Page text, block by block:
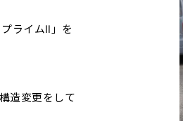
ライムⅡ」を
造変更をして